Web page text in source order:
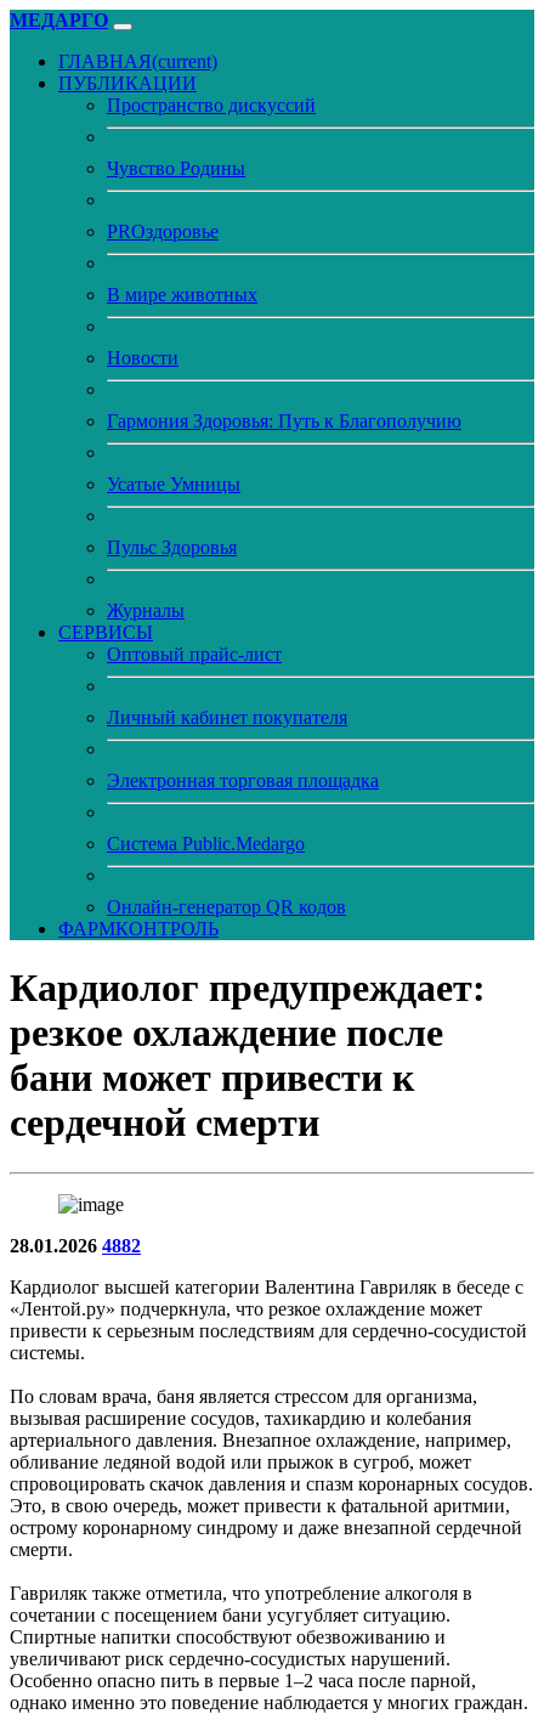
МЕДАРГО
ГЛАВНАЯ(current)
ПУБЛИКАЦИИ
Пространство дискуссий
Чувство Родины
PROздоровье
В мире животных
Новости
Гармония Здоровья: Путь к Благополучию
Усатые Умницы
Пульс Здоровья
Журналы
CЕРВИСЫ
Оптовый прайс-лист
Личный кабинет покупателя
Электронная торговая площадка
Система Public.Medargo
Онлайн-генератор QR кодов
ФАРМКОНТРОЛЬ
Кардиолог предупреждает:
резкое охлаждение после
бани может привести к
сердечной смерти
28.01.2026 4882
Кардиолог высшей категории Валентина Гавриляк в беседе с
«Лентой.ру» подчеркнула, что резкое охлаждение может
привести к серьезным последствиям для сердечно-сосудистой
системы.
По словам врача, баня является стрессом для организма,
вызывая расширение сосудов, тахикардию и колебания
артериального давления. Внезапное охлаждение, например,
обливание ледяной водой или прыжок в сугроб, может
спровоцировать скачок давления и спазм коронарных сосудов.
Это, в свою очередь, может привести к фатальной аритмии,
острому коронарному синдрому и даже внезапной сердечной
смерти.
Гавриляк также отметила, что употребление алкоголя в
сочетании с посещением бани усугубляет ситуацию.
Спиртные напитки способствуют обезвоживанию и
увеличивают риск сердечно-сосудистых нарушений.
Особенно опасно пить в первые 1–2 часа после парной,
однако именно это поведение наблюдается у многих граждан.